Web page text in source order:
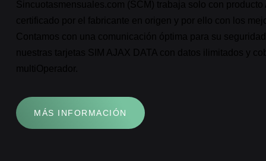
Sincuotasmensuales.com (SCM) trabaja solo con producto
certificado por el fabricante en origen y por ello con los
Contamos con una comunicación óptima para su
nuestras tarjetas SIM AJAX DATA con datos ilimitados y
multiOperador.
MÁS INFORMACIÓN